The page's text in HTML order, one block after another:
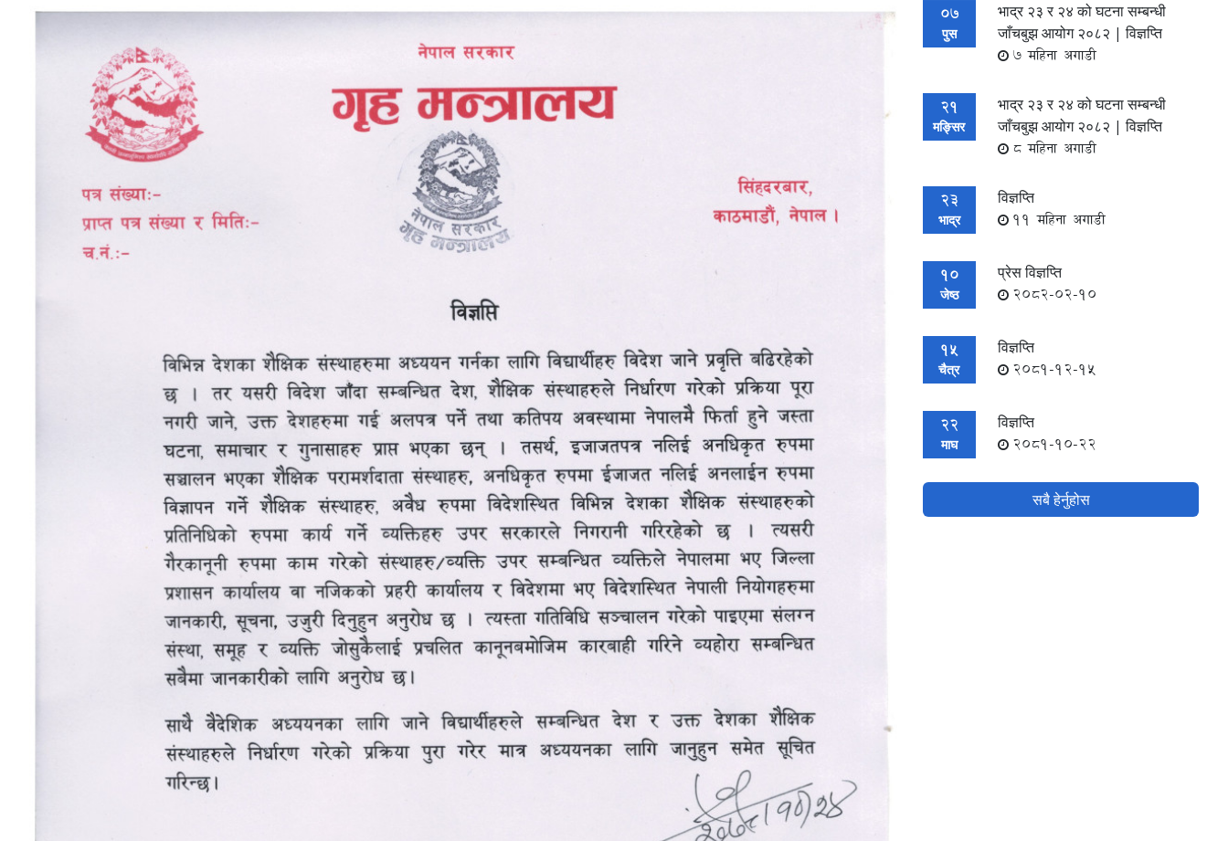
07
पुस
भाद्र २३ र २४ को घटना सम्बन्धी
जाँचबुझ आयोग २०८२ | विज्ञप्ति
7 महिना अगाडी
21
मङ्सिर
भाद्र २३ र २४ को घटना सम्बन्धी
जाँचबुझ आयोग २०८२ | विज्ञप्ति
8 महिना अगाडी
23
भाद्र
विज्ञप्ति
11 महिना अगाडी
10
जेष्ठ
प्रेस विज्ञप्ति
2082-02-10
15
चैत्र
विज्ञप्ति
2081-12-15
22
माघ
विज्ञप्ति
2081-10-22
सबै हेर्नुहोस